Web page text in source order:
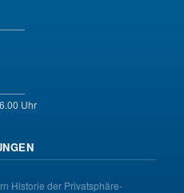
Uhr
Historie der Privatsphäre-